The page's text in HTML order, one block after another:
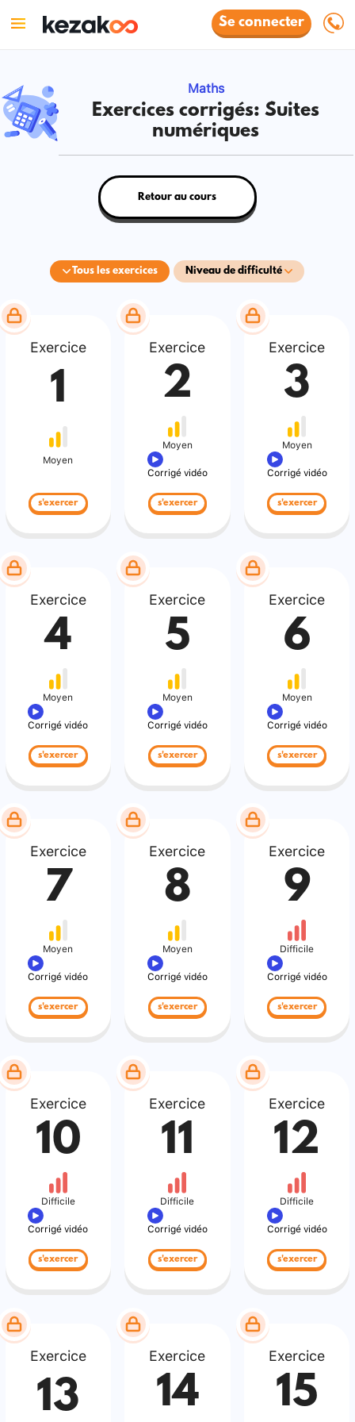
Se connecter
Maths
Exercices corrigés: Suites
numériques
Tous les exercices Niveau de difficulté
Retour au cours
Exercice
1
Moyen
s'exercer
Exercice
2
Moyen
Corrigé vidéo
s'exercer
Exercice
3
Moyen
Corrigé vidéo
s'exercer
Exercice
4
Moyen
Corrigé vidéo
s'exercer
Exercice
5
Moyen
Corrigé vidéo
s'exercer
Exercice
6
Moyen
Corrigé vidéo
s'exercer
Exercice
7
Moyen
Corrigé vidéo
s'exercer
Exercice
8
Moyen
Corrigé vidéo
s'exercer
Exercice
9
Difficile
Corrigé vidéo
s'exercer
Exercice
10
Difficile
Corrigé vidéo
s'exercer
Exercice
11
Difficile
Corrigé vidéo
s'exercer
Exercice
12
Difficile
Corrigé vidéo
s'exercer
Exercice
13
Exercice
14
Exercice
15